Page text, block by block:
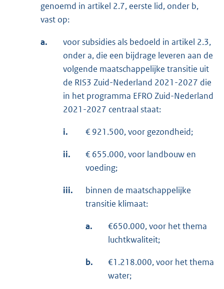
genoemd in artikel 2.7, eerste lid, onder b,
vast op:
a.
voor subsidies als bedoeld in artikel 2.3,
onder a, die een bijdrage leveren aan de
volgende maatschappelijke transitie uit
de RIS3 Zuid-Nederland 2021-2027 die
in het programma EFRO Zuid-Nederland
2021-2027 centraal staat:
i. € 921.500, voor gezondheid;
ii.
€ 655.000, voor landbouw en
voeding;
iii.
binnen de maatschappelijke
transitie klimaat:
a.
€650.000, voor het thema
luchtkwaliteit;
b.
€1.218.000, voor het thema
water;